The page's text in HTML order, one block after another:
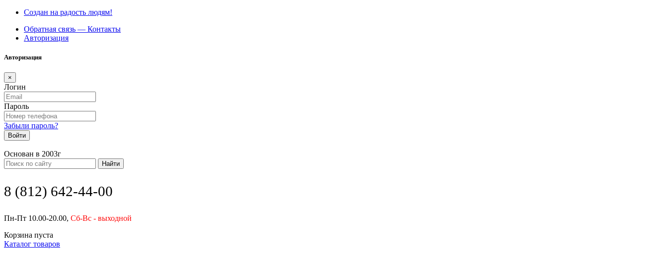
Создан на радость людям!
Обратная связь — Контакты
Авторизация
Авторизация
×
Логин
Пароль
Забыли пароль?
Войти
Основан в 2003г
Найти
8 (812) 642-44-00
Пн-Пт 10.00-20.00, Сб-Вс - выходной
Корзина пуста
Каталог товаров